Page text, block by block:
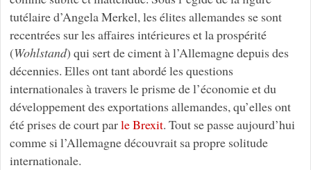
tutélaire d’Angela Merkel, les élites allemandes se sont
recentrées sur les affaires intérieures et la prospérité
(Wohlstand) qui sert de ciment à l’Allemagne depuis des
décennies. Elles ont tant abordé les questions
internationales à travers le prisme de l’économie et du
développement des exportations allemandes, qu’elles ont
été prises de court parle Brexit. Tout se passe aujourd’hui
comme si l’Allemagne découvrait sa propre solitude
internationale.